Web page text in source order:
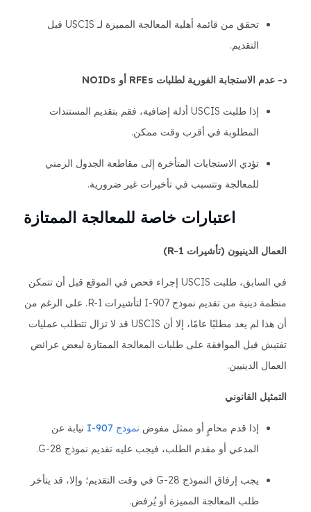
تحقق من قائمة أهلية المعالجة المميزة لـ USCIS قبل
التقديم.
د- عدم الاستجابة الفورية لطلبات RFEs أو NOIDs
إذا طلبت USCIS أدلة إضافية، فقم بتقديم المستندات
المطلوبة في أقرب وقت ممكن.
تؤدي الاستجابات المتأخرة إلى مقاطعة الجدول الزمني
للمعالجة وتتسبب في تأخيرات غير ضرورية.
اعتبارات خاصة للمعالجة الممتازة
العمال الدينيون (تأشيرات R-1)
في السابق، طلبت USCIS إجراء فحص في الموقع قبل أن تتمكن
منظمة دينية من تقديم نموذج I-907 لتأشيرات R-1. على الرغم من
أن هذا لم يعد مطلبًا عامًا، إلا أن USCIS قد لا تزال تتطلب عمليات
تفتيش قبل الموافقة على طلبات المعالجة الممتازة لبعض عرائض
العمال الدينيين.
التمثيل القانوني
إذا قدم محامٍ أو ممثل مفوض نموذج I-907
نيابة عن
المدعي أو مقدم الطلب، فيجب عليه تقديم نموذج G-28.
يجب إرفاق النموذج G-28 في وقت التقديم؛ وإلا، قد يتأخر
طلب المعالجة المميزة أو يُرفض.